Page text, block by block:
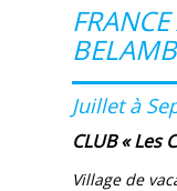
Juillet à
CLUB« Les
Village de